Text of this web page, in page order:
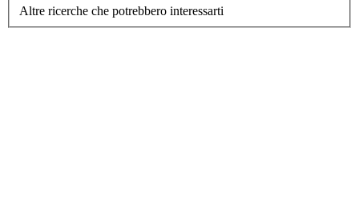
Altre ricerche che potrebbero interessarti